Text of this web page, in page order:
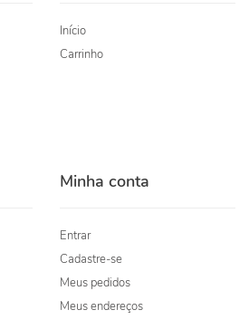
Início
Carrinho
Minha conta
Entrar
Cadastre-se
Meus pedidos
Meus endereços